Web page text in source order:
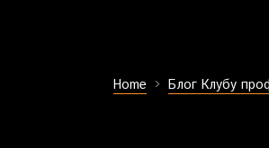
Home Блог Клубу